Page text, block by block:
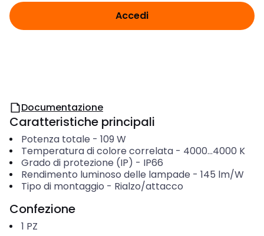
Accedi
Documentazione
Caratteristiche principali
Potenza totale - 109 W
Temperatura di colore correlata- 4000...4000 K
Grado di protezione (IP) - IP66
Rendimento luminoso delle lampade - 145 lm/W
Tipo di montaggio - Rialzo/attacco
Confezione
1 PZ